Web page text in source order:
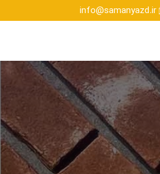
info@samanyazd.ir